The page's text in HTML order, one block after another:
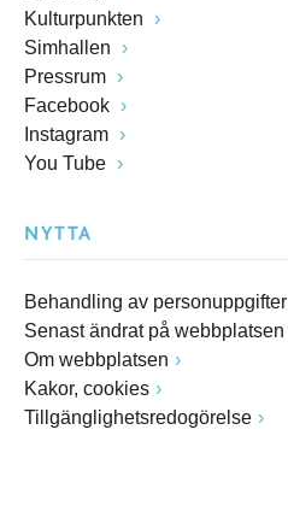
Kulturpunkten
Simhallen
Pressrum
Facebook
Instagram
You Tube
NYTTA
Behandling av personuppgifter
Senast ändrat på webbplatsen
Om webbplatsen
Kakor, cookies
Tillgänglighetsredogörelse